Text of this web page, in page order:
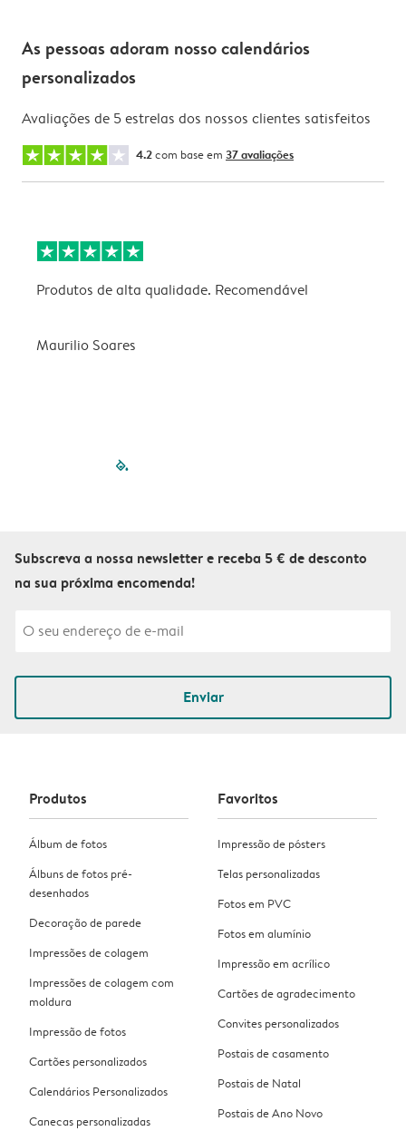
As pessoas adoram nosso calendários
personalizados
Avaliações de 5 estrelas dos nossos clientes satisfeitos
4.2com base em 37 avaliações
Produtos de alta qualidade. Recomendável
Maurilio Soares
filled-pagination
Subscreva a nossa newsletter e receba 5 € de desconto
na sua próxima encomenda!
Enviar
Produtos
Álbum de fotos
Álbuns de fotos pré-
desenhados
Decoração de parede
Impressões de colagem
Impressões de colagem com
moldura
Impressão de fotos
Cartões personalizados
Calendários Personalizados
Canecas personalizadas
Favoritos
Impressão de pósters
Telas personalizadas
Fotos em PVC
Fotos em alumínio
Impressão em acrílico
Cartões de agradecimento
Convites personalizados
Postais de casamento
Postais de Natal
Postais de Ano Novo